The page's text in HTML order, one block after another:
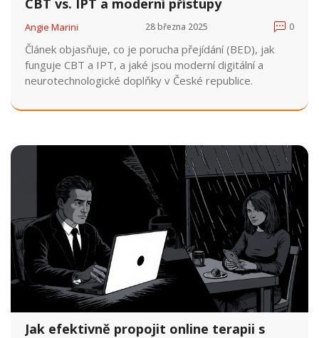
Angie Marini 28 března 2025 0
Článek objasňuje, co je porucha přejídání (BED), jak
funguje CBT a IPT, a jaké jsou moderní digitální a
neurotechnologické doplňky v České republice.
Jak efektivně propojit online terapii s